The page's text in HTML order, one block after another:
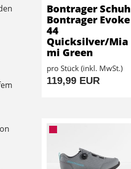
Bontrager Schuh
Bontrager Evoke
44
Quicksilver/Mia
mi Green
pro Stück (inkl. MwSt.)
119,99 EUR